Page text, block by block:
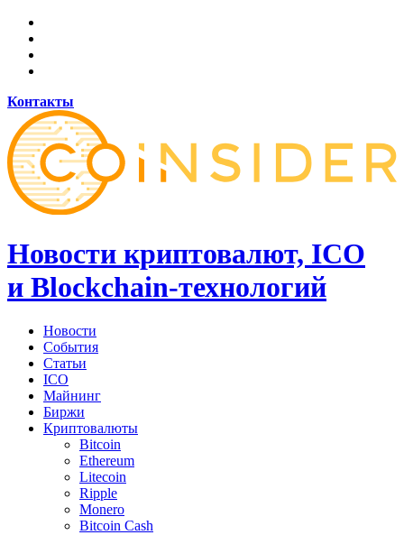
Контакты
Новости криптовалют, ICO
и Blockchain-технологий
Новости
События
Статьи
ICO
Майнинг
Биржи
Криптовалюты
Bitcoin
Ethereum
Litecoin
Ripple
Monero
Bitcoin Cash